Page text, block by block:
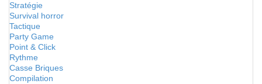
Stratégie
Survival horror
Tactique
Party Game
Point & Click
Rythme
Casse Briques
Compilation